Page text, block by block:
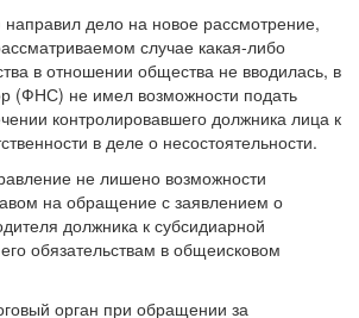
дело на новое рассмотрение,
случае какая-либо
в отношении общества не вводилась, в
(ФНС) не имел возможности подать
контролировавшего должника лица к
не лишено возможности
на обращение с заявлением о
должника к субсидиарной
обязательствам в общеисковом